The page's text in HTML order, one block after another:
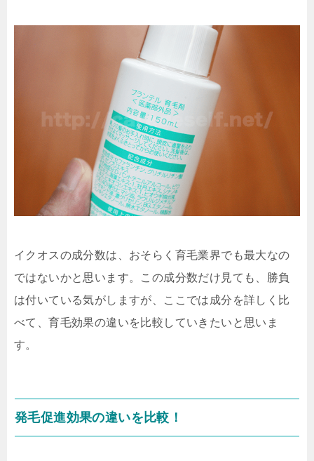
イクオスの成分数は、おそらく育毛業界でも最大なの
ではないかと思います。この成分数だけ見ても、勝負
は付いている気がしますが、ここでは成分を詳しく比
べて、育毛効果の違いを比較していきたいと思いま
す。
発毛促進効果の違いを比較！